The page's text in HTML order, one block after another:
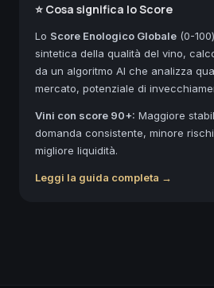
⭐ Cosa significa lo Score
Lo Score Enologico Globale (0-
sintetica della qualità del vino,
da un algoritmo AI che analizza
mercato, potenziale di
Vini con score 90+: Maggiore
domanda consistente, minore
migliore liquidità.
Leggi la guida completa →